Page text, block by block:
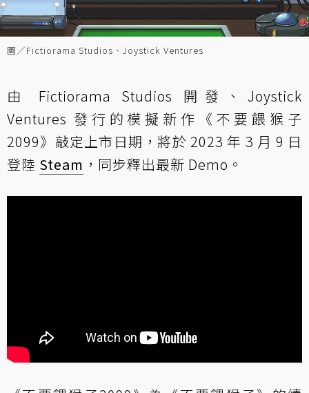
圖／Fictiorama Studios、Joystick Ventures
由 Fictiorama Studios 開發、Joystick
Ventures 發行的模擬新作《不要餵猴子
2099》敲定上市日期，將於 2023 年 3 月 9 日
登陸 Steam ，同步釋出最新 Demo。